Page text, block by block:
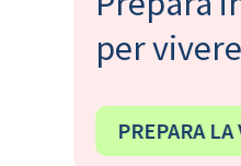
per
PREPARA